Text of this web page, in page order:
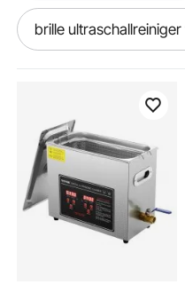
brille
3l digitaler
ultraschallreinig brill
ultraschallreiniger für
brillen